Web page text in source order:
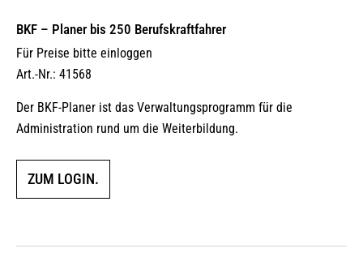
BKF – Planer bis 250 Berufskraftfahrer
Für Preise bitte einloggen
Art.-Nr.: 41568
Der BKF-Planer ist das Verwaltungsprogramm für die
Administration rund um die Weiterbildung.
ZUM LOGIN.